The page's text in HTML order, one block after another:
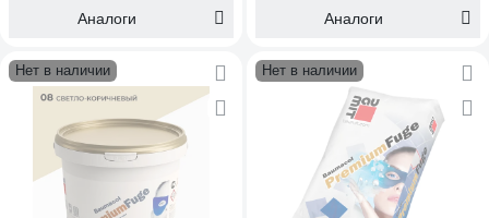
оливковый,25 кг (1651)
Аналоги
25 кг, Темно-серый, 25 кг
Аналоги
Нет в наличии Нет в наличии